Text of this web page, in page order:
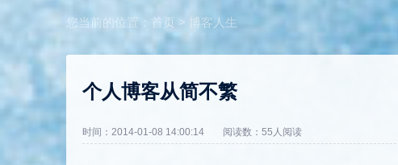
您当前的位置： 首页 > 博客人生
个人博客从简不繁
时间：2014-01-08 14:00:14 阅读数： 55人阅读